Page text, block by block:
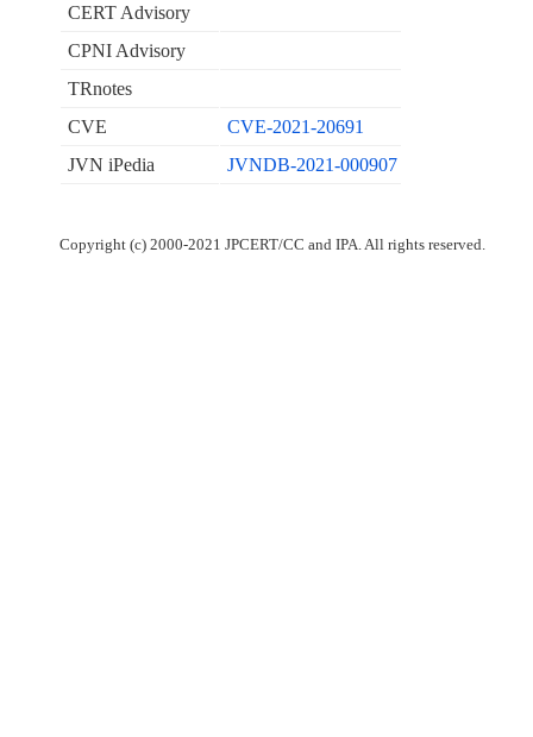
CERT Advisory
CPNI Advisory
TRnotes
CVE
CVE-2021-20691
JVN iPedia
JVNDB-2021-000907
Copyright (c) 2000-2021 JPCERT/CC and IPA. All rights reserved.